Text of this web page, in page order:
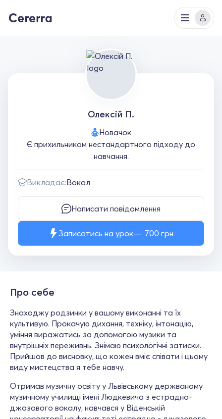
Олексій П.
Новачок
Є прихильником нестандартного підходу до
навчання.
Викладає:Вокал
Написати повідомлення
Записатись на урок 700 грн
Про себе
Знаходжу родзинки у вашому виконанні та їх
культивую. Прокачую дихання, техніку, інтонацію,
уміння виражатись за допомогою музики та
внутрішніх переживнь. Знімаю психологічні затиски.
Прийшов до висновку, що кожен вміє співати і цьому
виду мистецства я тебе навчу.
Отримав музичну освіту у Львівському держваному
музичному училищі імені Людкевича з естрадно-
джазового вокалу, навчався у Віденській